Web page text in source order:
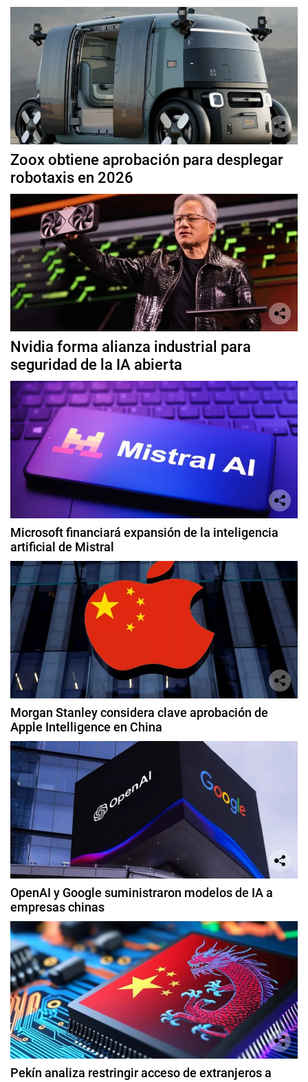
Zoox obtiene aprobación para desplegar
robotaxis en 2026
Nvidia forma alianza industrial para
seguridad de la IA abierta
Microsoft financiará expansión de la inteligencia
artificial de Mistral
Morgan Stanley considera clave aprobación de
Apple Intelligence en China
OpenAI y Google suministraron modelos de IA a
empresas chinas
Pekín analiza restringir acceso de extranjeros a